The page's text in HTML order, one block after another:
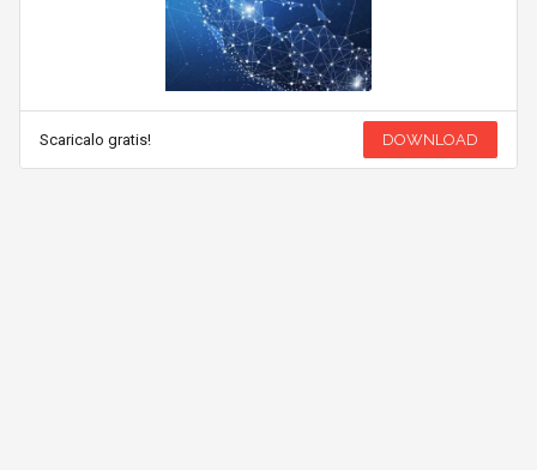
Scaricalo gratis! DOWNLOAD